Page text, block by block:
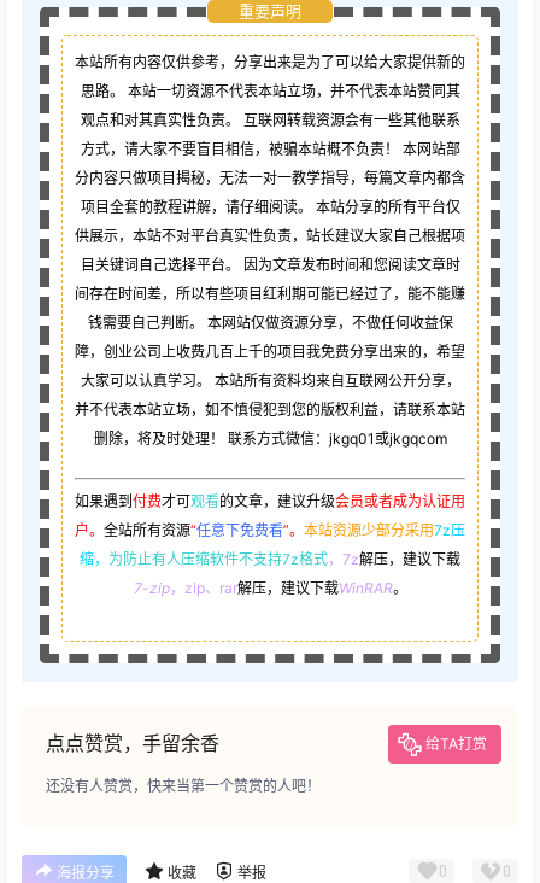
重要声明
本站所有内容仅供参考，分享出来是为了可以给大家提供新的
思路。 本站一切资源不代表本站立场，并不代表本站赞同其
观点和对其真实性负责。 互联网转载资源会有一些其他联系
方式，请大家不要盲目相信，被骗本站概不负责！ 本网站部
分内容只做项目揭秘，无法一对一教学指导，每篇文章内都含
项目全套的教程讲解，请仔细阅读。 本站分享的所有平台仅
供展示，本站不对平台真实性负责，站长建议大家自己根据项
目关键词自己选择平台。 因为文章发布时间和您阅读文章时
间存在时间差，所以有些项目红利期可能已经过了，能不能赚
钱需要自己判断。 本网站仅做资源分享，不做任何收益保
障，创业公司上收费几百上千的项目我免费分享出来的，希望
大家可以认真学习。 本站所有资料均来自互联网公开分享，
并不代表本站立场，如不慎侵犯到您的版权利益，请联系本站
删除，将及时处理！ 联系方式微信：jkgq01或jkgqcom
如果遇到 付费才可观看的文章，建议升级会员或者成为认证用
户。 全站所有资源“任意下免费看”。 本站资源少部分采用7z压
缩， 为防止有人压缩软件不支持7z格式，7z解压，建议下载
7-zip，zip、rar解压，建议下载WinRAR。
点点赞赏，手留余香 给TA打赏
还没有人赞赏，快来当第一个赞赏的人吧！
海报分享 收藏 举报 0 0